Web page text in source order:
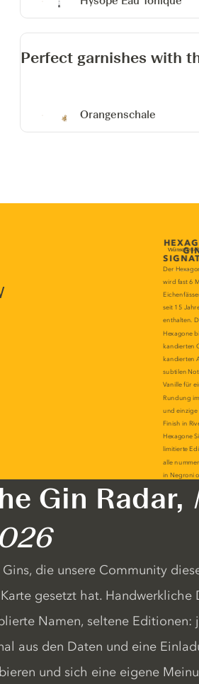
Perfect garnishes with
Orangenschale
Gin Radar,
die unsere Community
gesetzt hat. Handwerkliche
Namen, seltene Editionen:
aus den Daten und eine
und sich eine eigene